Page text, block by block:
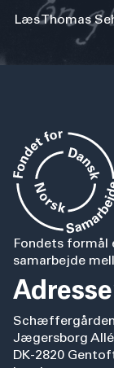
Læs Thomas
Fondets formål
samarbejde
Schæffergården
Jægersborg Allé
DK-2820